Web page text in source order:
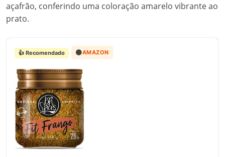
açafrão, conferindo uma coloração amarelo vibrante ao
prato.
👍 Recomendado 🟠AMAZON